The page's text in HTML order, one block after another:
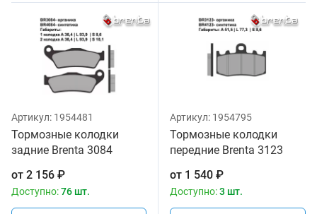
Артикул: 1954481
Тормозные колодки
задние Brenta 3084
от 2 156 ₽
Доступно:76 шт.
Артикул: 1954795
Тормозные колодки
передние Brenta 3123
от 1 540 ₽
Доступно:3 шт.